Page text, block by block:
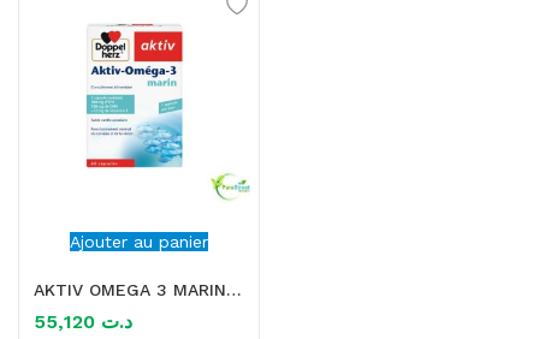
Ajouter au panier
AKTIV OMEGA 3 MARIN 60 CAPSULES
د.ت